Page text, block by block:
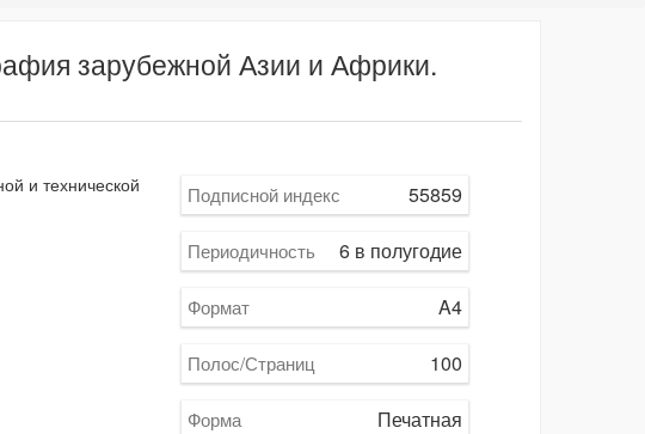
зарубежной Азии и Африки.
и технической
Подписной индекс 55859
Периодичность 6 в полугодие
Формат A4
Полос/Страниц 100
Форма Печатная